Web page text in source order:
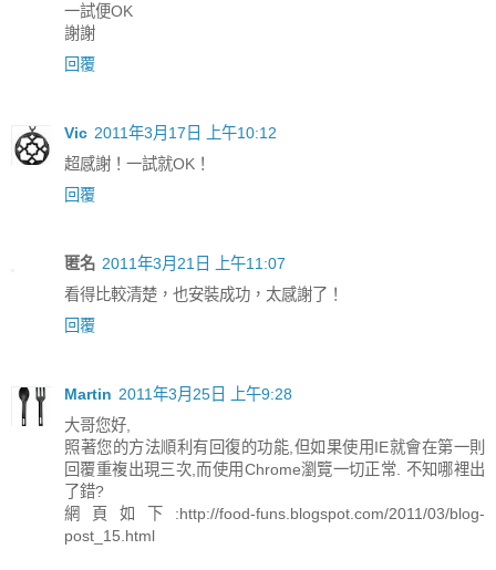
一試便OK
謝謝
回覆
Vic 2011年3月17日 上午10:12
超感謝！一試就OK！
回覆
匿名 2011年3月21日 上午11:07
看得比較清楚，也安裝成功，太感謝了！
回覆
Martin 2011年3月25日 上午9:28
大哥您好,
照著您的方法順利有回復的功能,但如果使用IE就會在第一則
回覆重複出現三次,而使用Chrome瀏覽一切正常. 不知哪裡出
了錯?
網頁如下:http://food-funs.blogspot.com/2011/03/blog-
post_15.html